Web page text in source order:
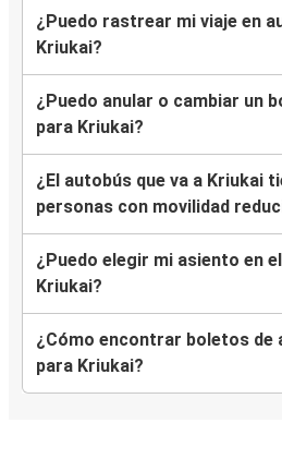
¿Puedo rastrear mi viaje en
Kriukai?
¿Puedo anular o cambiar un
para Kriukai?
¿El autobús que va a Kriukai
personas con movilidad
¿Puedo elegir mi asiento en
Kriukai?
¿Cómo encontrar boletos de
para Kriukai?